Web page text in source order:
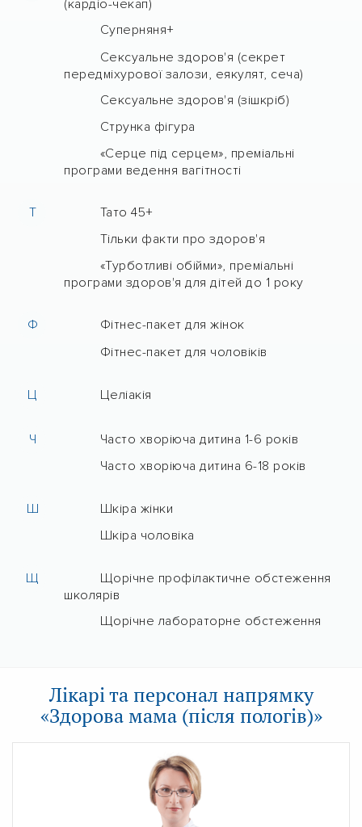
(кардіо-чекап)
Суперняня+
Сексуальне здоров'я (секрет
передміхурової залози, еякулят, сеча)
Сексуальне здоров'я (зішкріб)
Струнка фігура
«Серце під серцем», преміальні
програми ведення вагітності
Т
Тато 45+
Тільки факти про здоров'я
«Турботливі обійми», преміальні
програми здоров'я для дітей до 1 року
Ф
Фітнес-пакет для жінок
Фітнес-пакет для чоловіків
Ц Целіакія
Ч
Часто хворіюча дитина 1-6 років
Часто хворіюча дитина 6-18 років
Ш
Шкіра жінки
Шкіра чоловіка
Щ
Щорічне профілактичне обстеження
школярів
Щорічне лабораторне обстеження
Лікарі та персонал напрямку
«Здорова мама (після пологів)»